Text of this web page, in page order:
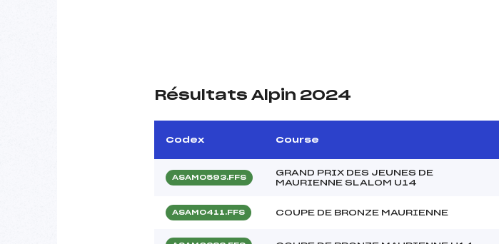
Résultats Alpin 2024
Codex Course
ASAM0593.FFS
GRAND PRIX DES JEUNES DE
MAURIENNE SLALOM U14
ASAM0411.FFS COUPE DE BRONZE MAURIENNE